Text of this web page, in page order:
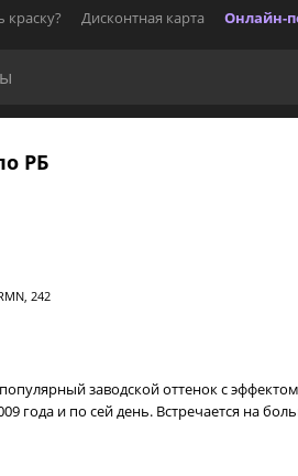
краску? Дисконтная карта Онлайн-
РБ
242
заводской оттенок с
года и по сей день. Встречается на